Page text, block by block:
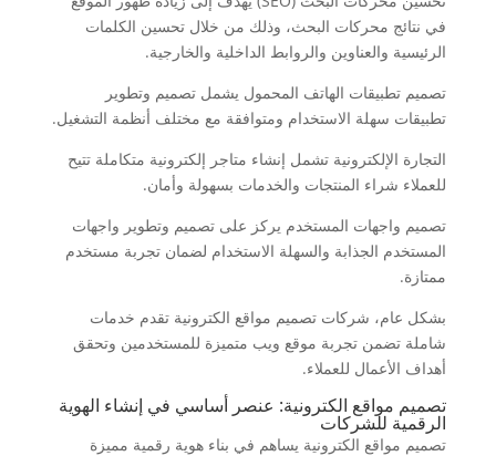
في نتائج محركات البحث، وذلك من خلال تحسين الكلمات
الرئيسية والعناوين والروابط الداخلية والخارجية.
تصميم تطبيقات الهاتف المحمول يشمل تصميم وتطوير
تطبيقات سهلة الاستخدام ومتوافقة مع مختلف أنظمة التشغيل.
التجارة الإلكترونية تشمل إنشاء متاجر إلكترونية متكاملة تتيح
للعملاء شراء المنتجات والخدمات بسهولة وأمان.
تصميم واجهات المستخدم يركز على تصميم وتطوير واجهات
المستخدم الجذابة والسهلة الاستخدام لضمان تجربة مستخدم
ممتازة.
بشكل عام، شركات تصميم مواقع الكترونية تقدم خدمات
شاملة تضمن تجربة موقع ويب متميزة للمستخدمين وتحقق
أهداف الأعمال للعملاء.
تصميم مواقع الكترونية: عنصر أساسي في إنشاء الهوية
الرقمية للشركات
تصميم مواقع الكترونية يساهم في بناء هوية رقمية مميزة